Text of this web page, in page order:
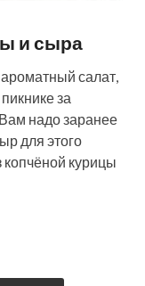
и сыра
салат,
за
надо заранее
для этого
курицы